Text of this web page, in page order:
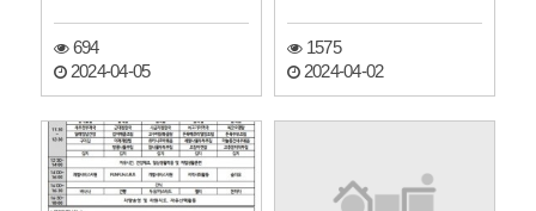
694
2024-04-05
1575
2024-04-02